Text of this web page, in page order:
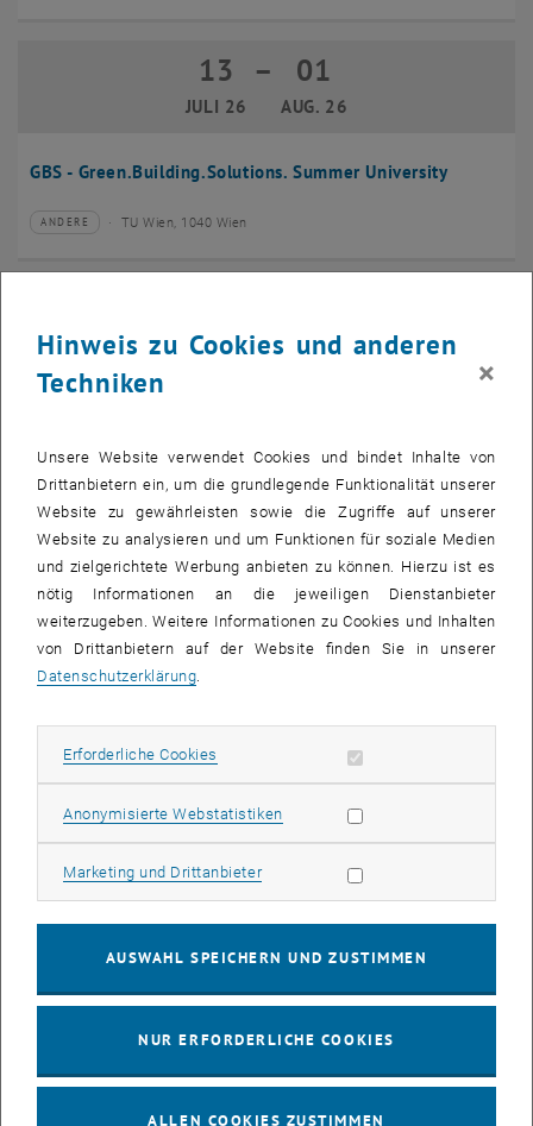
GBS - Green.Building.Solutions. Summer University
13
JULI 26
13 Juli 2026 bis 01 August 2026
– 01
AUG. 26
Veranstaltungstyp:
ANDERE
Veranstaltungsort:TU Wien, 1040 Wien
JULI 26 JULI 26
Veranstaltungstyp:
KONFERENZ
Veranstaltungsort:TU Wien, 1040 Wien
EMBA Online Info Session mit Dekan Prof. Dr. Wolfgang
28 Juli 2026
28
JULI 26
16:00-bis
17:00
INFORMATIONSVERANSTALTUNG Online, via Zoom
Info Session Learning Journey Turin
03
INFORMATIONSVERANSTALTUNG Online, Via Zoom
Hinweis zu Cookies und anderen
Techniken
×
Unsere Website verwendet Cookies und bindet Inhalte von
Drittanbietern ein, um die grundlegende Funktionalität unserer
Website zu gewährleisten sowie die Zugriffe auf unserer
Website zu analysieren und um Funktionen für soziale Medien
und zielgerichtete Werbung anbieten zu können. Hierzu ist es
nötig Informationen an die jeweiligen Dienstanbieter
weiterzugeben. Weitere Informationen zu Cookies und Inhalten
von Drittanbietern auf der Website finden Sie in unserer
Datenschutzerklärung
Erforderliche Cookies Erforderliche Cookies zulassen
Anonymisierte WebstatistikenStatistik Cookies zulassen
Marketing und DrittanbieterMarketing Cookies zulassen
AUSWAHL SPEICHERN UND ZUSTIMMEN
NUR ERFORDERLICHE COOKIES
ALLEN COOKIES ZUSTIMMEN